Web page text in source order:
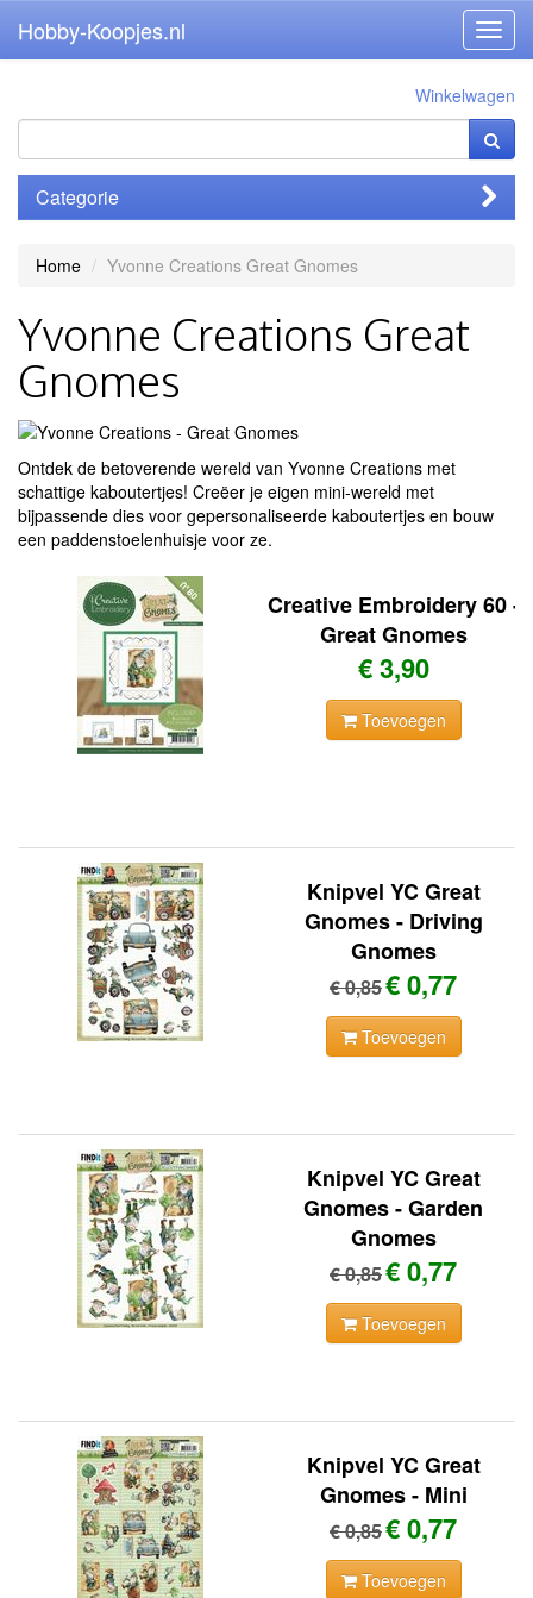
Hobby-Koopjes.nl
Winkelwagen
Categorie
Home Yvonne Creations Great Gnomes
Yvonne Creations Great
Gnomes
Ontdek de betoverende wereld van Yvonne Creations met
schattige kaboutertjes! Creëer je eigen mini-wereld met
bijpassende dies voor gepersonaliseerde kaboutertjes en bouw
een paddenstoelenhuisje voor ze.
Creative Embroidery 60 -
Great Gnomes
€ 3,90
Toevoegen
Knipvel YC Great
Gnomes - Driving
Gnomes
€ 0,85€ 0,77
Toevoegen
Knipvel YC Great
Gnomes - Garden
Gnomes
€ 0,85€ 0,77
Toevoegen
Knipvel YC Great
Gnomes - Mini
€ 0,85€ 0,77
Toevoegen